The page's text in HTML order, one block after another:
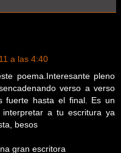
a las 4:40
poema.Interesante pleno
verso a verso
fuerte hasta el final. Es un
a tu escritura ya
besos
gran escritora